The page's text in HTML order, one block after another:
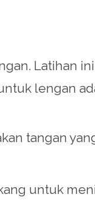
Latihan
lengan
tangan
untuk